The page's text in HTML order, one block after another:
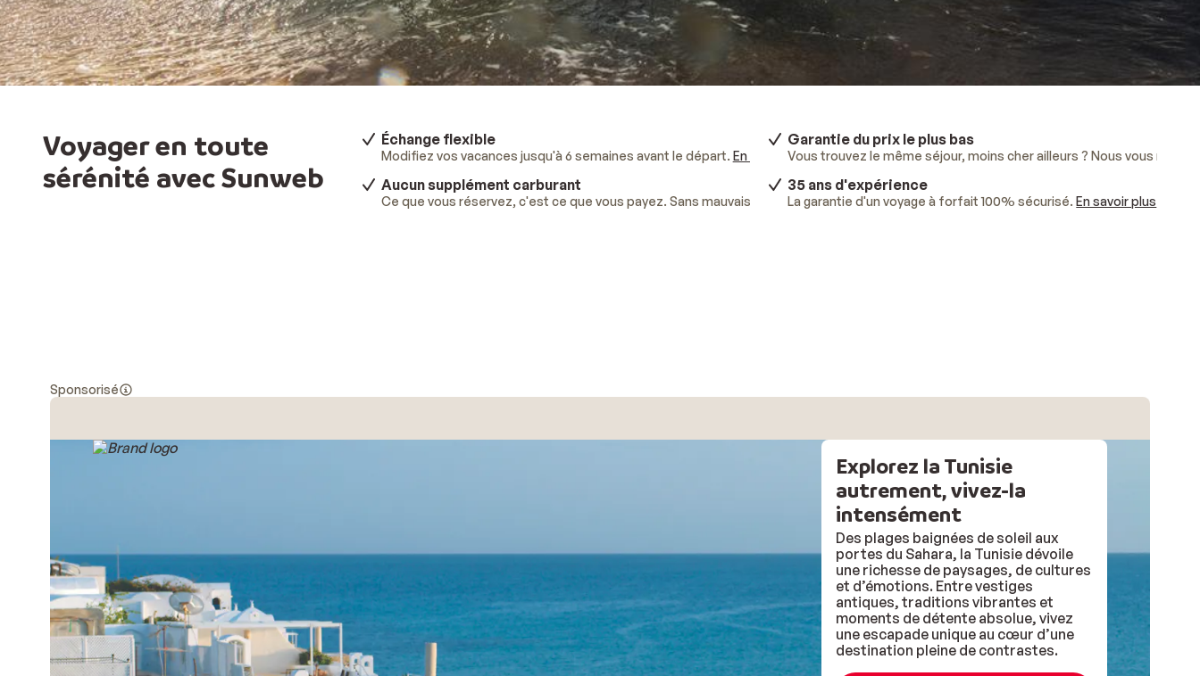
Voyager en toute
sérénité avec Sunweb
Échange flexible
Modifiez vos vacances jusqu'à 6 semaines avant le départ. En savoir plus.
Garantie du prix le plus bas
Vous trouvez le même séjour, moins cher ailleurs ? Nous vous
Aucun supplément carburant
Ce que vous réservez, c'est ce que vous payez. Sans mauvaises surprises.En savoir plus.
35 ans d'expérience
La garantie d'un voyage à forfait 100% sécurisé.En savoir plus
Sponsorisé
Explorez la Tunisie
autrement, vivez-la
intensément
Des plages baignées de soleil aux
portes du Sahara, la Tunisie dévoile
une richesse de paysages, de cultures
et d’émotions. Entre vestiges
antiques, traditions vibrantes et
moments de détente absolue, vivez
une escapade unique au cœur d’une
destination pleine de contrastes.